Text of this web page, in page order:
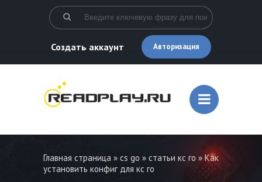
Создать аккаунт Авторизация
Главная страница » cs go » статьи кс го » Как
установить конфиг для кс го